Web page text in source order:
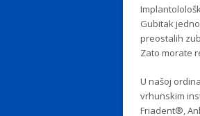
Gubitak
preostalih
Zato morate
U našoj
vrhunskim
Friadent®,